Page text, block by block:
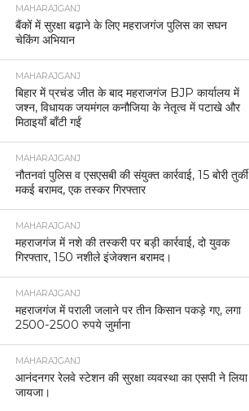
MAHARAJGANJ
बैंकों में सुरक्षा बढ़ाने के लिए महराजगंज पुलिस का सघन
चेकिंग अभियान
MAHARAJGANJ
बिहार में प्रचंड जीत के बाद महराजगंज BJP कार्यालय में
जश्न, विधायक जयमंगल कनौजिया के नेतृत्व में पटाखे और
मिठाइयाँ बाँटी गईं
MAHARAJGANJ
नौतनवां पुलिस व एसएसबी की संयुक्त कार्रवाई, 15 बोरी तुर्की
मकई बरामद, एक तस्कर गिरफ्तार
MAHARAJGANJ
महराजगंज में नशे की तस्करी पर बड़ी कार्रवाई, दो युवक
गिरफ्तार, 150 नशीले इंजेक्शन बरामद।
MAHARAJGANJ
महराजगंज में पराली जलाने पर तीन किसान पकड़े गए, लगा
2500-2500 रुपये जुर्माना
MAHARAJGANJ
आनंदनगर रेलवे स्टेशन की सुरक्षा व्यवस्था का एसपी ने लिया
जायजा।